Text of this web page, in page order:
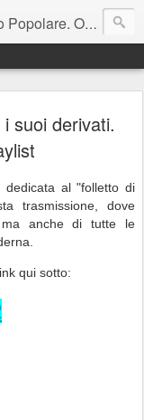
dalle 16.30 alle 17.30
suoi derivati.
al "folletto di
trasmissione, dove
ma anche di tutte le
qui sotto: